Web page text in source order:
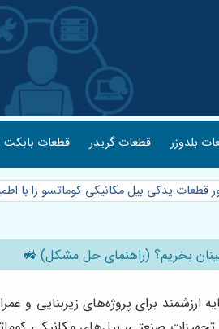
بلدوزر قطعات گریدر قطعات بابکت
قطعات یدکی بیل مکانیکی کوماتسو را با
بخریم؟ (راهنمای حل مشکل) 🚜
ارزشمند برای پروژه‌های